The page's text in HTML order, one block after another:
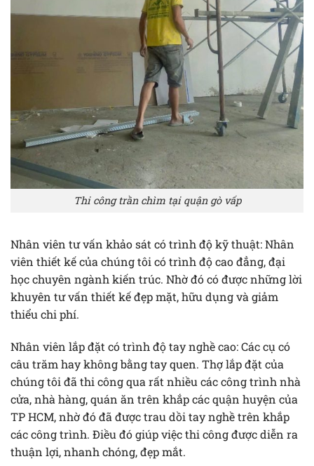
Thi công trần chìm tại quận gò vấp
Nhân viên tư vấn khảo sát có trình độ kỹ thuật: Nhân
viên thiết kế của chúng tôi có trình độ cao đẳng, đại
học chuyên ngành kiến trúc. Nhờ đó có được những lời
khuyên tư vấn thiết kế đẹp mặt, hữu dụng và giảm
thiểu chi phí.
Nhân viên lắp đặt có trình độ tay nghề cao: Các cụ có
câu trăm hay không bằng tay quen. Thợ lắp đặt của
chúng tôi đã thi công qua rất nhiều các công trình nhà
cửa, nhà hàng, quán ăn trên khắp các quận huyện của
TP HCM, nhờ đó đã được trau dồi tay nghề trên khắp
các công trình. Điều đó giúp việc thi công được diễn ra
thuận lợi, nhanh chóng, đẹp mắt.